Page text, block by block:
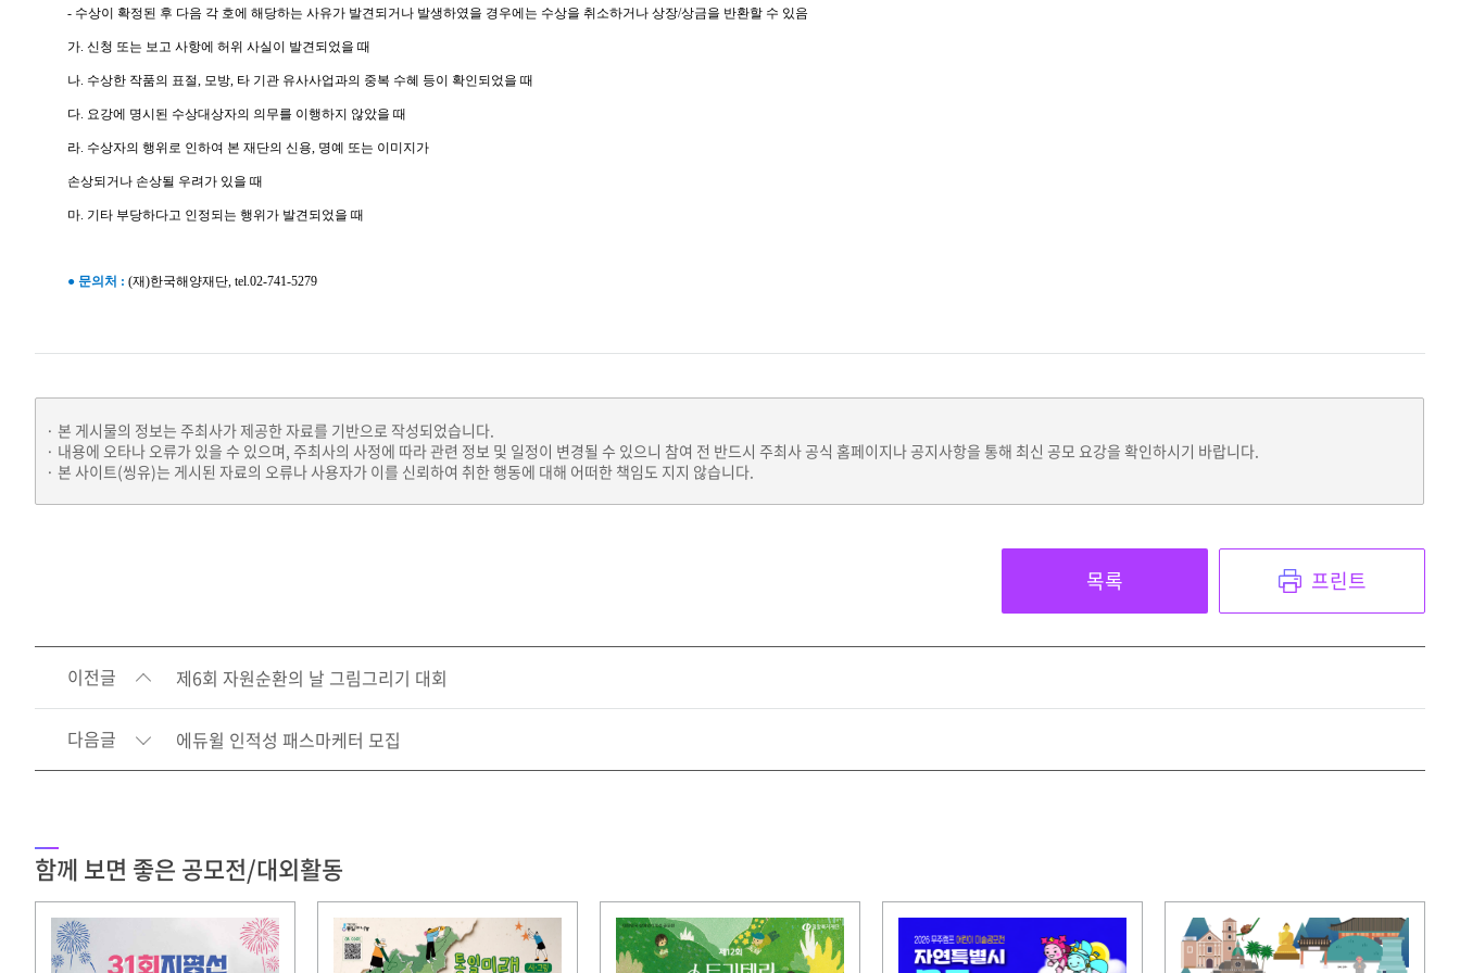
- 수상이 확정된 후 다음 각 호에 해당하는 사유가 발견되거나 발생하였을 경우에는 수상을 취소하거나 상장/상금을 반환할 수 있음
가. 신청 또는 보고 사항에 허위 사실이 발견되었을 때
나. 수상한 작품의 표절, 모방, 타 기관 유사사업과의 중복 수혜 등이 확인되었을 때
다. 요강에 명시된 수상대상자의 의무를 이행하지 않았을 때
라. 수상자의 행위로 인하여 본 재단의 신용, 명예 또는 이미지가
손상되거나 손상될 우려가 있을 때
마. 기타 부당하다고 인정되는 행위가 발견되었을 때
● 문의처 : (재)한국해양재단, tel.02-741-5279
본 게시물의 정보는 주최사가 제공한 자료를 기반으로 작성되었습니다.
내용에 오타나 오류가 있을 수 있으며, 주최사의 사정에 따라 관련 정보 및 일정이 변경될 수 있으니 참여 전 반드시 주최사 공식 홈페이지나 공지사항을 통해 최신 공모 요강을 확인하시기 바랍니다.
본 사이트(씽유)는 게시된 자료의 오류나 사용자가 이를 신뢰하여 취한 행동에 대해 어떠한 책임도 지지 않습니다.
목록 프린트
이전글 제6회 자원순환의 날 그림그리기 대회
다음글 에듀윌 인적성 패스마케터 모집
함께 보면 좋은 공모전/대외활동